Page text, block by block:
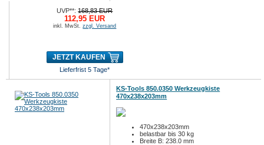
UVP**:168,83 EUR
112,95 EUR
inkl. MwSt.zzgl. Versand
JETZT KAUFEN
Lieferfrist 5 Tage*
KS-Tools 850.0350 Werkzeugkiste
470x238x203mm
470x238x203mm
belastbar bis 30 kg
Breite B: 238.0 mm